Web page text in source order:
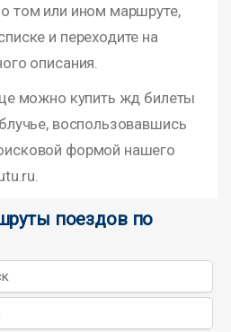
том или ином маршруте,
и переходите на
описания.
можно купить жд билеты
воспользовавшись
формой нашего
поездов по